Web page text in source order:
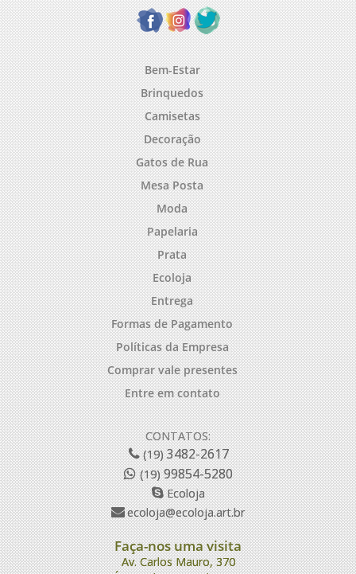
Bem-Estar
Brinquedos
Camisetas
Decoração
Gatos de Rua
Mesa Posta
Moda
Papelaria
Prata
Ecoloja
Entrega
Formas de Pagamento
Políticas da Empresa
Comprar vale presentes
Entre em contato
CONTATOS:
(19)3482-2617
(19)99854-5280
Ecoloja
ecoloja@ecoloja.art.br
Faça-nos uma visita
Av. Carlos Mauro, 370